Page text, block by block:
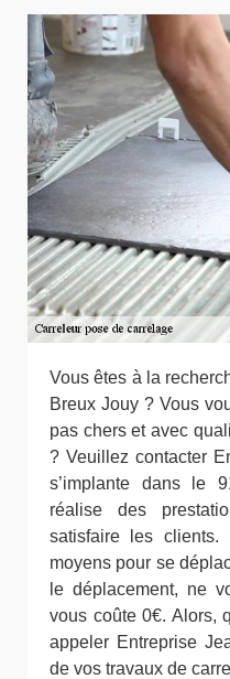
Vous êtes à la
Breux Jouy ? Vous
pas chers et avec
? Veuillez contacter
s’implante dans le
réalise des
satisfaire les
moyens pour se
le déplacement, ne
vous coûte 0€. Alors,
appeler Entreprise
de vos travaux de